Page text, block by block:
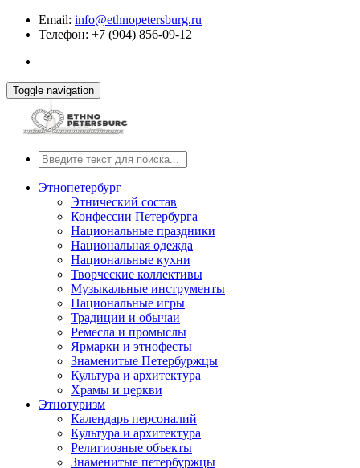
Email: info@ethnopetersburg.ru
Телефон: +7 (904) 856-09-12
Toggle navigation
Этнопетербург
Этнический состав
Конфессии Петербурга
Национальные праздники
Национальная одежда
Национальные кухни
Творческие коллективы
Музыкальные инструменты
Национальные игры
Традиции и обычаи
Ремесла и промыслы
Ярмарки и этнофесты
Знаменитые Петербуржцы
Культура и архитектура
Храмы и церкви
Этнотуризм
Календарь персоналий
Культура и архитектура
Религиозные объекты
Знаменитые петербуржцы